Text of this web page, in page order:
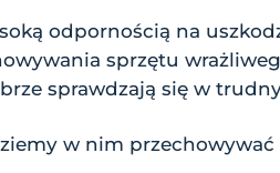
odpornością na
sprzętu
sprawdzają się w
w nim